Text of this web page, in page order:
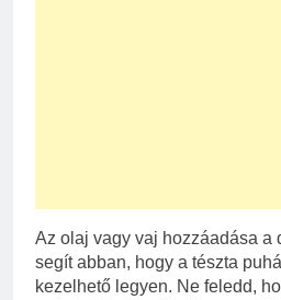
Az olaj vagy vaj hozzáadása a
segít abban, hogy a tészta
kezelhető legyen. Ne feledd,